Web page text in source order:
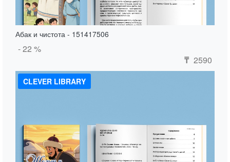
Абак и чистота - 151417506
- 22 %
₸ 2590
CLEVER LIBRARY